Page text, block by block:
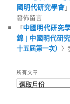
國明代研究學會
發佈留言
「中國明代研究
錦 | 中國明代研
十五屆第一次） 〉
所有文章
所